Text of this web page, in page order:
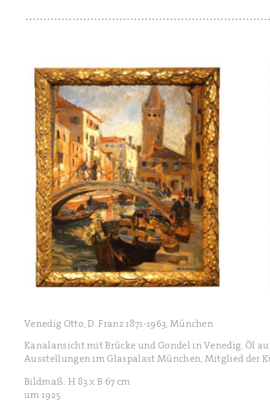
Venedig Otto, D. Franz 1871-1963, München
Kanalansicht mit Brücke und Gondel in Venedig. Öl
Ausstellungen im Glaspalast München, Mitglied der
Bildmaß: H 83 x B 67 cm
um 1925